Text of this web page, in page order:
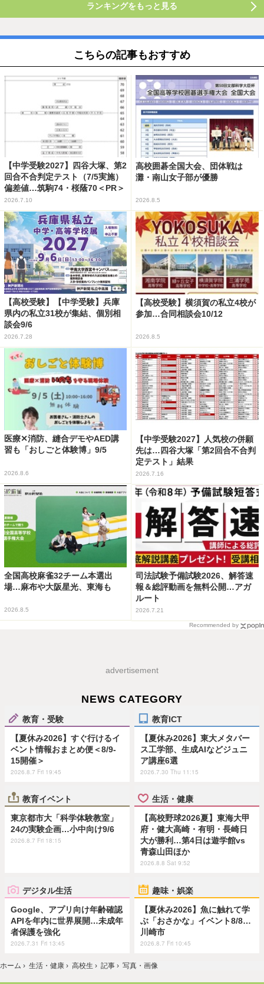
ランキングをもっと見る
こちらの記事もおすすめ
【中学受験2027】四谷大塚、第2
回合不合判定テスト（7/5実施）
偏差値…筑駒74・桜蔭70＜PR＞
2026.7.10
高校囲碁全国大会、団体戦は
灘・南山女子部が優勝
2026.8.5
【高校受験】【中学受験】兵庫
県内の私立31校が集結、個別相
談会9/6
2026.7.28
【高校受験】横須賀の私立4校が
参加…合同相談会10/12
2026.8.5
医療✕消防、縫合デモやAED講
習も「おしごと体験博」9/5
2026.8.6
【中学受験2027】人気校の併願
先は…四谷大塚「第2回合不合判
定テスト」結果
2026.7.16
全国高校麻雀32チーム本選出
場…麻布や大阪星光、東海も
2026.8.5
司法試験予備試験2026、解答速
報＆総評動画を無料公開…アガ
ルート
2026.7.21
Recommended by
advertisement
NEWS CATEGORY
教育・受験
【夏休み2026】すぐ行けるイ
ベント情報おまとめ便＜8/9-
15開催＞
2026.8.7 Fri 19:45
教育ICT
【夏休み2026】東大メタバー
ス工学部、生成AIなどジュニ
ア講座6選
2026.7.30 Thu 11:15
教育イベント
東京都市大「科学体験教室」
24の実験企画…小中向け9/6
2026.8.7 Fri 18:15
生活・健康
【高校野球2026夏】東海大甲
府・健大高崎・有明・長崎日
大が勝利…第4日は遊学館vs
青森山田ほか
2026.8.8 Sat 9:52
デジタル生活
Google、アプリ向け年齢確認
APIを年内に世界展開…未成年
者保護を強化
2026.7.31 Fri 13:45
趣味・娯楽
【夏休み2026】魚に触れて学
ぶ「おさかな」イベント8/8…
川崎市
2026.8.7 Fri 10:45
ホーム › 生活・健康 › 高校生 › 記事 › 写真・画像